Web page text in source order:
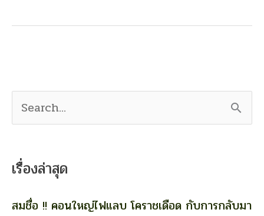
c
เรื่องล่าสุด
สมชื่อ !! คอนใหญ่ไฟแลบ โคราชเดือด กับการกลับมา